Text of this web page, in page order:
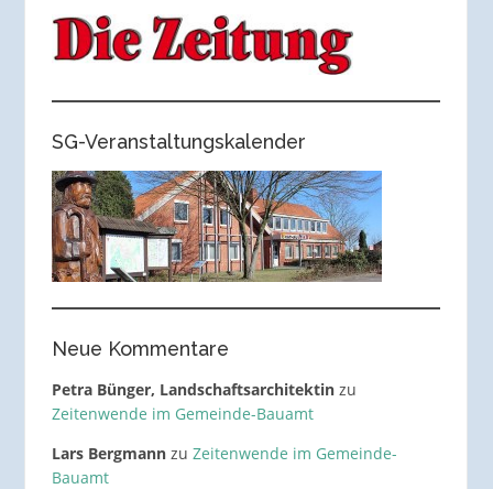
SG-Veranstaltungskalender
Neue Kommentare
Petra Bünger, Landschaftsarchitektinzu
Zeitenwende im Gemeinde-Bauamt
Lars Bergmannzu Zeitenwende im Gemeinde-
Bauamt